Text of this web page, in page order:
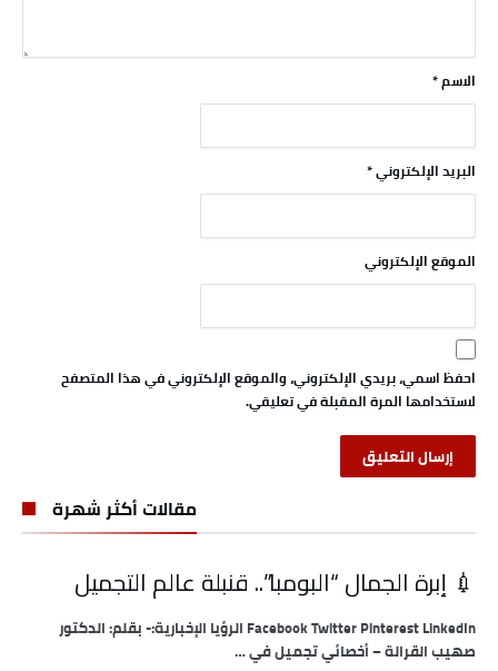
الاسم*
البريد الإلكتروني*
الموقع الإلكتروني
احفظ اسمي، بريدي الإلكتروني، والموقع الإلكتروني في هذا المتصفح
لاستخدامها المرة المقبلة في تعليقي.
مقالات أكثر شهرة
💉 إبرة الجمال “البومبا”.. قنبلة عالم التجميل
Facebook Twitter Pinterest LinkedIn الرؤيا الإخبارية:- بقلم: الدكتور
صهيب القرالة – أخصائي تجميل في …